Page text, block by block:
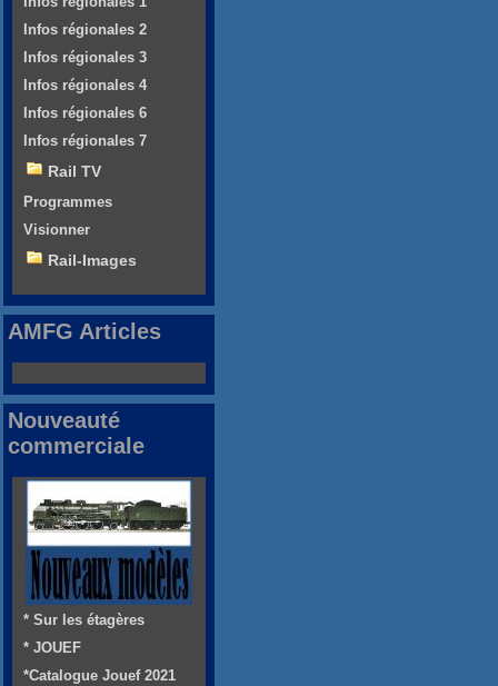
Infos régionales 2
Infos régionales 3
Infos régionales 4
Infos régionales 6
Infos régionales 7
Rail TV
Programmes
Visionner
Rail-Images
AMFG Articles
Nouveauté
commerciale
* Sur les étagères
* JOUEF
*Catalogue Jouef 2021